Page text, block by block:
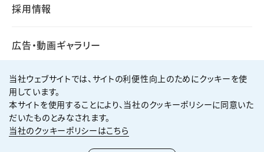
採用情報
広告・動画ギャラリー
個人情報保護方針
サイト利用規約
サイトマップ
当社ウェブサイトでは、サイトの利便性向上のためにクッキーを使
用しています。
本サイトを使用することにより、当社のクッキーポリシーに同意いた
だいたものとみなされます。
当社のクッキーポリシーはこちら